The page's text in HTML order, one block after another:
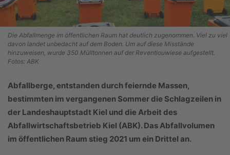
Die Abfallmenge im öffentlichen Raum hat deutlich zugenommen. Viel zu viel
davon landet unbedacht auf dem Boden. Um auf diese Misstände
hinzuweisen, wurde 350 Mülltonnen auf der Reventlouwiese aufgestellt.
Fotos: ABK
Abfallberge, entstanden durch feiernde Massen,
bestimmten im vergangenen Sommer die Schlagzeilen in
der Landeshauptstadt Kiel und die Arbeit des
Abfallwirtschaftsbetrieb Kiel (ABK). Das Abfallvolumen
im öffentlichen Raum stieg 2021 um ein Drittel an.